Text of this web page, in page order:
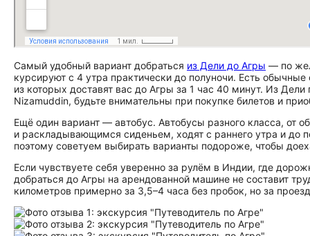
Самый удобный вариант добраться из Дели до Агры — по
курсируют с 4 утра практически до полуночи. Есть
из которых доставят вас до Агры за 1 час 40 минут. Из
Nizamuddin, будьте внимательны при покупке билетов и
Ещё один вариант — автобус. Автобусы разного класса, от
и раскладывающимся сиденьем, ходят с раннего утра и до
поэтому советуем выбирать варианты подороже, чтобы
Если чувствуете себя уверенно за рулём в Индии, где
добраться до Агры на арендованной машине не составит
километров примерно за 3,5–4 часа без пробок, но за